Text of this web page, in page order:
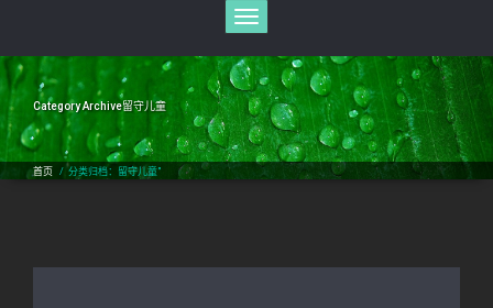
Toggle
navigation
Category Archive留守儿童
首页 / 分类归档：留守儿童"